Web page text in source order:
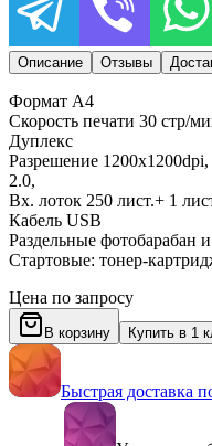
Описание Отзывы
Формат A4
Скорость печати 30 стр/
Дуплекс
Разрешение
2.0,
Вх. лоток 250 лист.+ 1
Кабель USB
Раздельные фотобарабан
Стартовые: тонер-
Цена по запросу
В корзину Купить в 1
Быстрая доставка